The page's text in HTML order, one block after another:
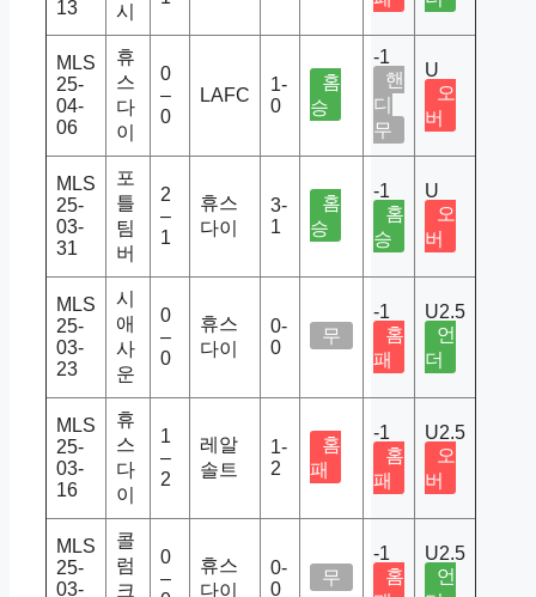
13 시
MLS
25-
04-
06
휴
스
다
이
0
–
0
LAFC
1-
0
홈
승
-1
핸
디
무
U
오
버
MLS
25-
03-
31
포
틀
팀
버
2
–
1
휴스
다이
3-
1
홈
승
-1
홈
승
U
오
버
MLS
25-
03-
23
시
애
사
운
0
–
0
휴스
다이
0-
0
무
-1
홈
패
U2.5
언
더
MLS
25-
03-
16
휴
스
다
이
1
–
2
레알
솔트
1-
2
홈
패
-1
홈
패
U2.5
오
버
MLS
25-
03-
콜
럼
크
0
–
휴스
다이
0-
0
무
-1
홈
U2.5
언